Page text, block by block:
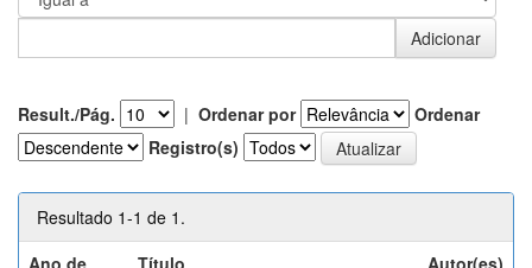
Result./Pág. | Ordenar por
Ordenar
Registro(s)
Resultado 1-1 de 1.
Ano de
Título Autor(es)